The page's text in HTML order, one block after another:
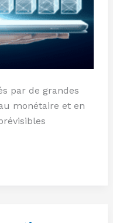
par de grandes
monétaire et en